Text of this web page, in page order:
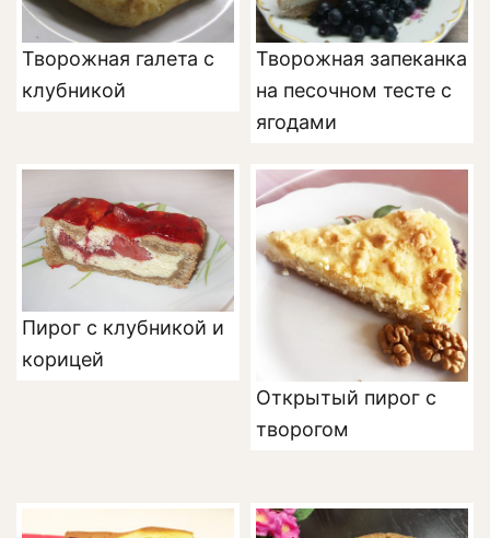
Творожная галета с
клубникой
Творожная запеканка
на песочном тесте с
ягодами
Пирог с клубникой и
корицей
Открытый пирог с
творогом